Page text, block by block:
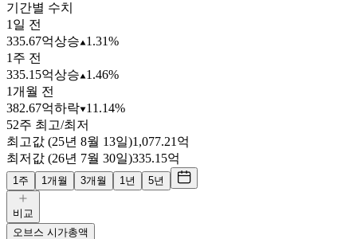
기간별 수치
1일 전
335.67억상승 1.31%
1주 전
335.15억상승 1.46%
1개월 전
382.67억하락 11.14%
52주 최고/최저
최고값 (25년 8월 13일)1,077.21억
최저값 (26년 7월 30일)335.15억
1주 1개월 3개월 1년 5년
비교
오브스 시가총액